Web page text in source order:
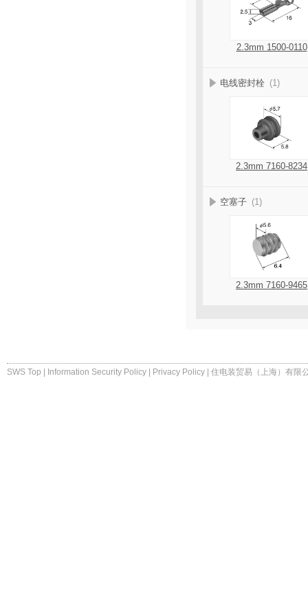
2.3mm 1500-0110
电线密封栓 (1)
2.3mm 7160-8234
空塞子 (1)
2.3mm 7160-9465
SWS Top Information Security Policy Privacy Policy 住电装贸易（上海）有限